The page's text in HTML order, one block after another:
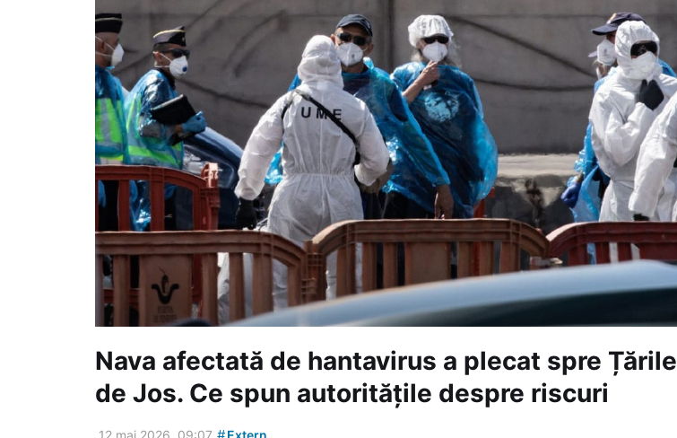
Nava afectată de hantavirus a plecat spre Țările
de Jos. Ce spun autoritățile despre riscuri
12 mai 2026, 09:07 #Extern